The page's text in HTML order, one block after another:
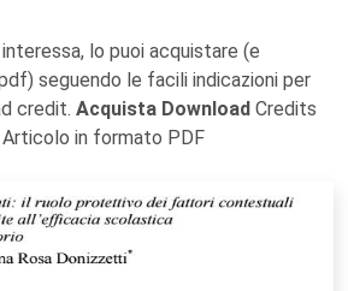
lo puoi acquistare (e
seguendo le facili indicazioni per
credit. Acquista Download Credits
in formato PDF